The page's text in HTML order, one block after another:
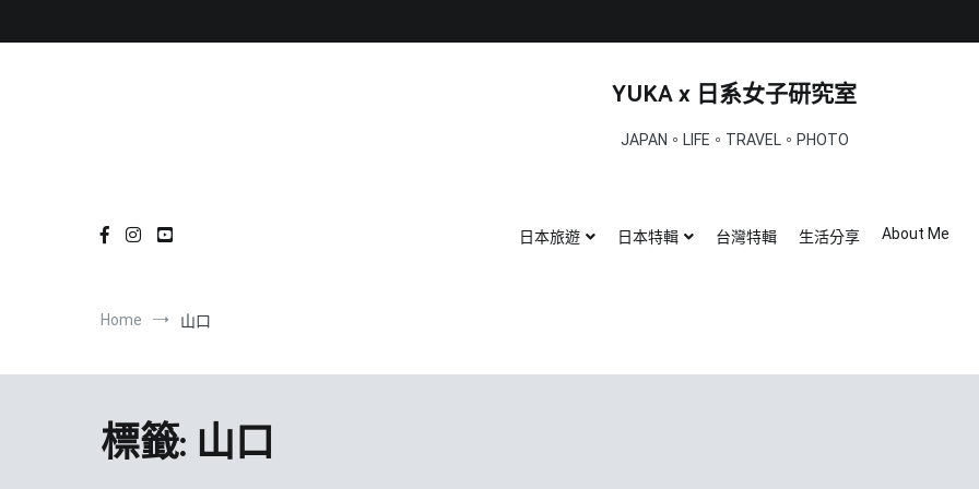
YUKA x 日系女子研究室
JAPAN。LIFE。TRAVEL。PHOTO
日本旅遊 日本特輯 台灣特輯 生活分享 About Me
Home 山口
標籤: 山口